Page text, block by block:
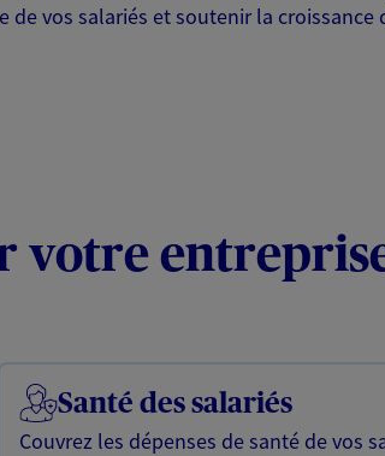
vos salariés et soutenir la croissance
votre
Santé des salariés
Couvrez les dépenses de santé de vos